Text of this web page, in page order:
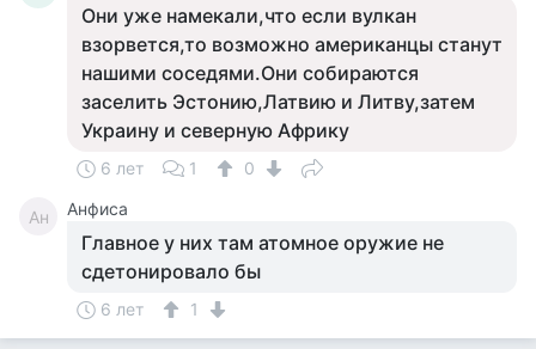
Они уже намекали,что если вулкан
взорвется,то возможно американцы станут
нашими соседями.Они собираются
заселить Эстонию,Латвию и Литву,затем
Украину и северную Африку
6 лет 1 0
Ан Анфиса
Главное у них там атомное оружие не
сдетонировало бы
6 лет 1